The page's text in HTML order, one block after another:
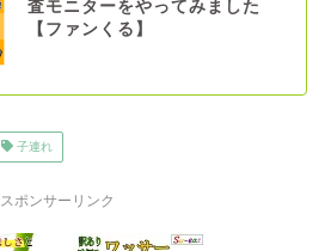
査モニターをやってみました
【ファンくる】
子連れ
スポンサーリンク